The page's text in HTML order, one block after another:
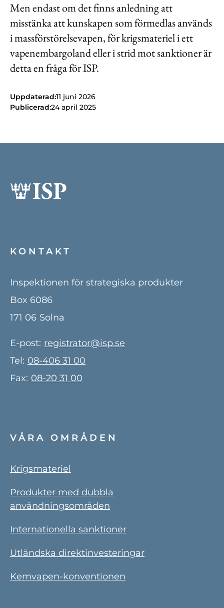
Men endast om det finns anledning att
misstänka att kunskapen som förmedlas används
i massförstörelsevapen, för krigsmateriel i ett
vapenembargoland eller i strid mot sanktioner är
detta en fråga för ISP.
Uppdaterad:11 juni 2026
Publicerad:24 april 2025
KONTAKT
Inspektionen för strategiska produkter
Box 6086
171 06 Solna
E-post: registrator@isp.se
Tel: 08-406 31 00
Fax: 08-20 31 00
VÅRA OMRÅDEN
Krigsmateriel
Produkter med dubbla
användningsområden
Internationella sanktioner
Utländska direktinvesteringar
Kemvapen-konventionen